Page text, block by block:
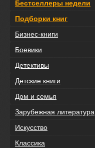
Бестселлеры недели
Подборки книг
Бизнес-книги
Боевики
Детективы
Детские книги
Дом и семья
Зарубежная литература
Искусство
Классика